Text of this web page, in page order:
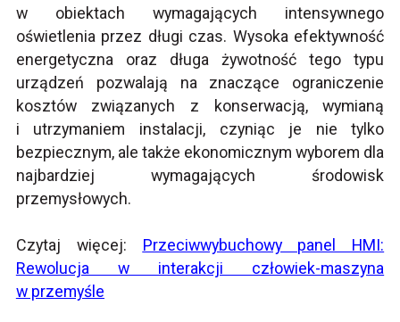
w obiektach wymagających intensywnego
oświetlenia przez długi czas. Wysoka efektywność
energetyczna oraz długa żywotność tego typu
urządzeń pozwalają na znaczące ograniczenie
kosztów związanych z konserwacją, wymianą
i utrzymaniem instalacji, czyniąc je nie tylko
bezpiecznym, ale także ekonomicznym wyborem dla
najbardziej wymagających środowisk
przemysłowych.
Czytaj więcej: Przeciwwybuchowy panel HMI:
Rewolucja w interakcji człowiek-maszyna
w przemyśle